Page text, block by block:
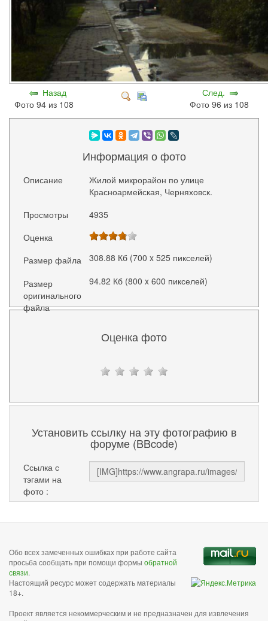
Назад
Фото 94 из 108
След.
Фото 96 из 108
Информация о фото
Описание
Жилой микрорайон по улице
Красноармейская, Черняховск.
Просмотры
4935
Оценка
Размер файла
308.88 Кб (700 x 525 пикселей)
Размер
оригинального
файла
94.82 Кб (800 x 600 пикселей)
Оценка фото
Установить ссылку на эту фотографию в
форуме (BBcode)
Ссылка с
тэгами на
фото :
Обо всех замеченных ошибках при работе сайта
просьба сообщать при помощи формы обратной
связи.
Настоящий ресурс может содержать материалы
18+.
Проект является некоммерческим и не предназначен для извлечения